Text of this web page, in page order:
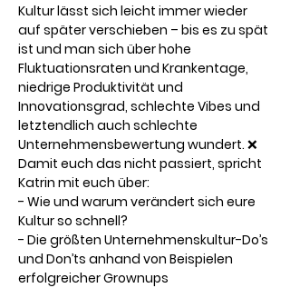
Kultur lässt sich leicht immer wieder
auf später verschieben – bis es zu spät
ist und man sich über hohe
Fluktuationsraten und Krankentage,
niedrige Produktivität und
Innovationsgrad, schlechte Vibes und
letztendlich auch schlechte
Unternehmensbewertung wundert. ❌
Damit euch das nicht passiert, spricht
Katrin mit euch über:
- Wie und warum verändert sich eure
Kultur so schnell?
- Die größten Unternehmenskultur-Do’s
und Don’ts anhand von Beispielen
erfolgreicher Grownups